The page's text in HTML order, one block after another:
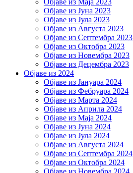
Објаве из Маја 2023
Објаве из Јуна 2023
Објаве из Јула 2023
Објаве из Августа 2023
Објаве из Септембра 2023
Објаве из Октобра 2023
Објаве из Новембра 2023
Објаве из Децембра 2023
Објаве из 2024
Објаве из Јануара 2024
Објаве из Фебруара 2024
Објаве из Марта 2024
Објаве из Априла 2024
Објаве из Маја 2024
Објаве из Јуна 2024
Објаве из Јула 2024
Објаве из Августа 2024
Објаве из Септембра 2024
Објаве из Октобра 2024